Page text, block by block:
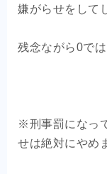
嫌がらせをして
残念ながら0で
※刑事罰になっ
せは絶対にやめ